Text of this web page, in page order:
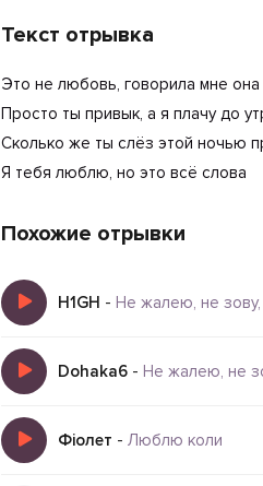
Текст отрывка
Это не любовь, говорила мне она
Просто ты привык, а я плачу до
Сколько же ты слёз этой ночью
Я тебя люблю, но это всё слова
Похожие отрывки
H1GH - Не жалею, не зову,
Dohaka6 - Не жалею, не
Фіолет - Люблю коли